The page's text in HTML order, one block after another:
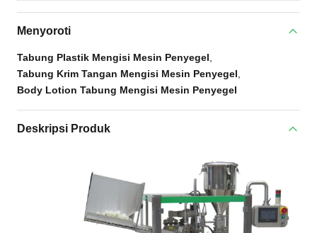
Menyoroti
Tabung Plastik Mengisi Mesin Penyegel
Tabung Krim Tangan Mengisi Mesin Penyegel
Body Lotion Tabung Mengisi Mesin Penyegel
Deskripsi Produk